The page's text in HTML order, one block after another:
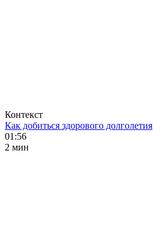
Контекст
Как добиться здорового долголетия
01:56
2 мин